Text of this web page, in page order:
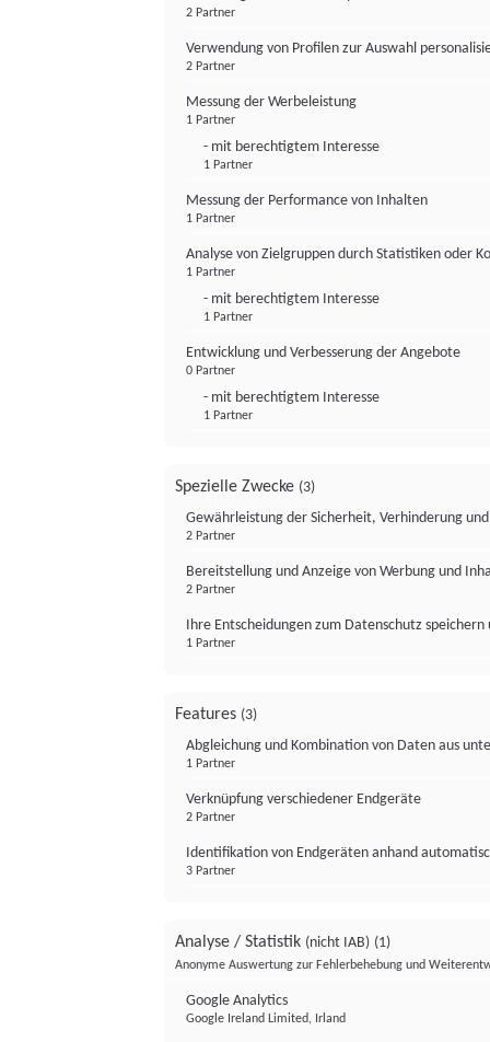
2 Partner
Verwendung von Profilen zur Auswahl
2 Partner
Messung der Werbeleistung
1 Partner
- mit berechtigtem Interesse
1 Partner
Messung der Performance von Inhalten
1 Partner
Analyse von Zielgruppen durch Statistiken oder
1 Partner
- mit berechtigtem Interesse
1 Partner
Entwicklung und Verbesserung der Angebote
0 Partner
- mit berechtigtem Interesse
1 Partner
Spezielle Zwecke (3)
Gewährleistung der Sicherheit, Verhinderung
2 Partner
Bereitstellung und Anzeige von Werbung und
2 Partner
Ihre Entscheidungen zum Datenschutz
1 Partner
Features (3)
Abgleichung und Kombination von Daten aus
1 Partner
Verknüpfung verschiedener Endgeräte
2 Partner
Identifikation von Endgeräten anhand
3 Partner
Analyse / Statistik (nicht IAB) (1)
Anonyme Auswertung zur Fehlerbehebung und
Google Analytics
Google Ireland Limited, Irland